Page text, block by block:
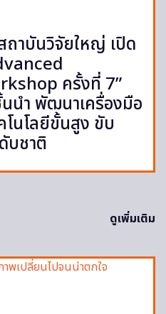
าบันวิจัยใหญ่ เปิด
ครั้งที่ 7”
นำ พัฒนาเครื่องมือ
โนโลยีขั้นสูง ขับ
บชาติ
ดูเพิ่มเติม